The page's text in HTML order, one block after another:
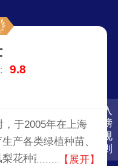
入
榜
规
则
9.8
于2005年在上海
产各类绿植种苗、
花种苗供应商，旗
【展开】